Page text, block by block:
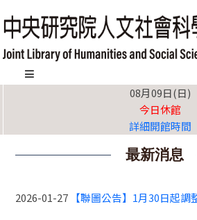
跳
到
主
內
塊
08月09日(日)
今日休館
詳細開館時間
最新消息
2026-01-27 【聯圖公告】1月30日起